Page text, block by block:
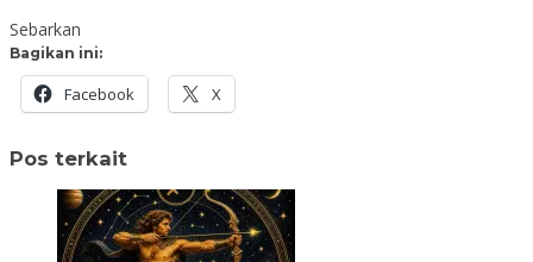
Sebarkan
Bagikan ini:
Facebook X
Pos terkait